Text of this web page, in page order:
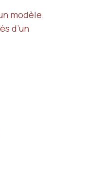
modèle.
d’un